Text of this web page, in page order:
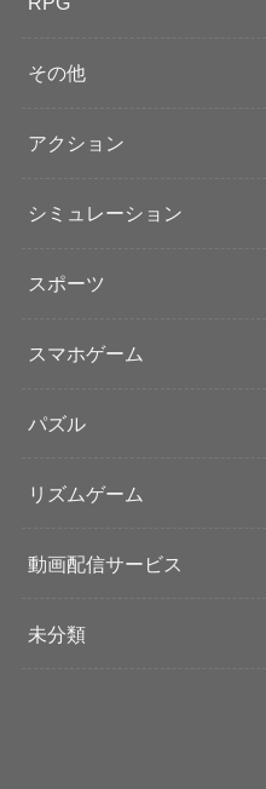
その他
アクション
シミュレーション
スポーツ
スマホゲーム
パズル
リズムゲーム
動画配信サービス
未分類